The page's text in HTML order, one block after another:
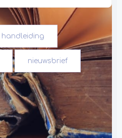
handleiding
nieuwsbrief